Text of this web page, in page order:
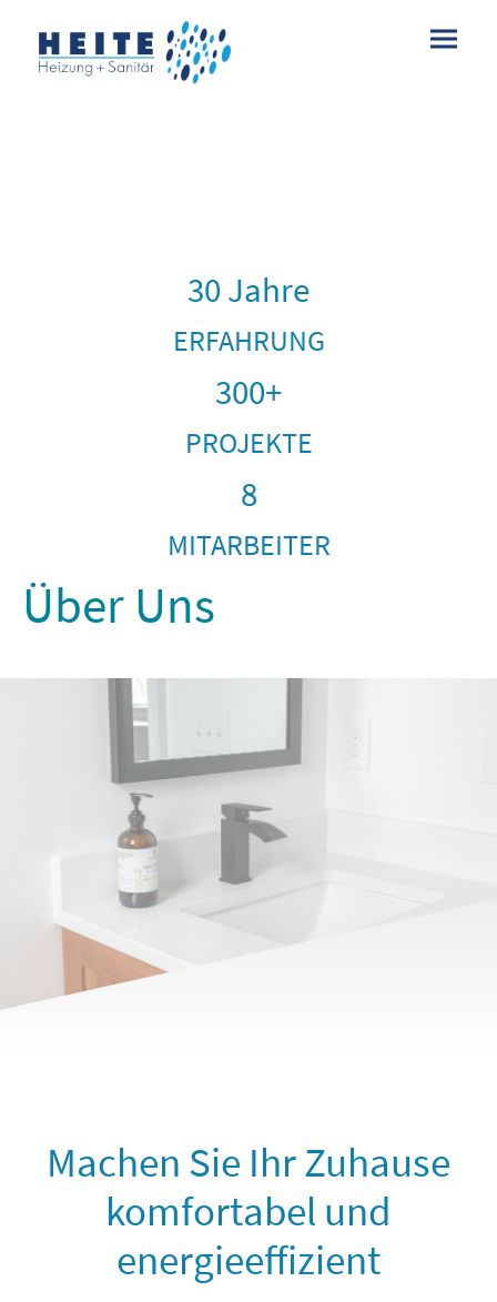
30 Jahre
ERFAHRUNG
300+
PROJEKTE
8
MITARBEITER
Über Uns
Machen Sie Ihr Zuhause
komfortabel und
energieeffizient